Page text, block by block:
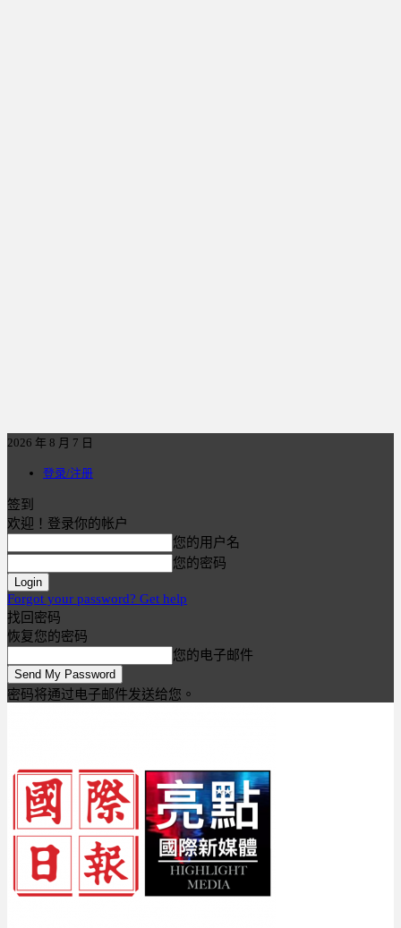
2026 年 8 月 7 日
登录/注册
签到
欢迎！登录你的帐户
您的用户名
您的密码
Forgot your password? Get help
找回密码
恢复您的密码
您的电子邮件
密码将通过电子邮件发送给您。